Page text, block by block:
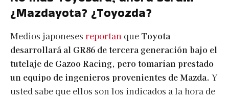
¿Mazdayota? ¿Toyozda?
Medios japoneses reportan queToyota
desarrollará al GR86 de tercera generación bajo el
tutelaje de Gazoo Racing, pero tomarían prestado
un equipo de ingenieros provenientes de Mazda. Y
usted sabe que ellos son los indicados a la hora de